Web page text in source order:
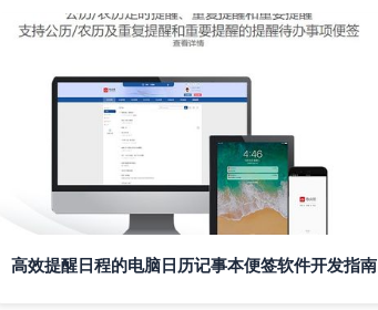
高效提醒日程的电脑日历记事本便签软件开发指南